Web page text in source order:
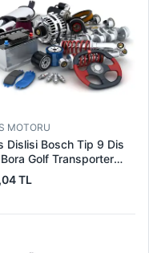
MOTORU
Dislisi Bosch Tip 9 Dis
Golf Transporter
Skoda (15713) | ZEN
| OEM 1011480
TL